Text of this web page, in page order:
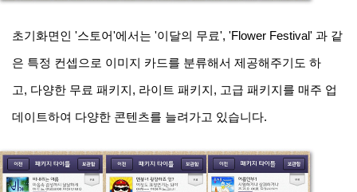
초기화면인 '스토어'에서는 '이달의 무료', 'Flower Festival' 과 같
은 특정 컨셉으로 이미지 카드를 분류해서 제공해주기도 하
고, 다양한 무료 패키지, 라이트 패키지, 고급 패키지를 매주 업
데이트하여 다양한 콘텐츠를 늘려가고 있습니다.